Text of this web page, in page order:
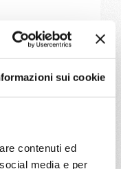
sui cookie
contenuti ed
media e per
Barcellona, La
01/2027
€ 729